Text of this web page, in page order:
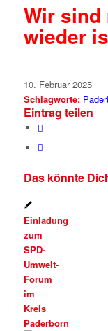
Wir sind
wieder
10. Februar 2025
Schlagworte:
Eintrag teilen
Das könnte
Einladung
zum
SPD-
Umwelt-
Forum
im
Kreis
Paderborn